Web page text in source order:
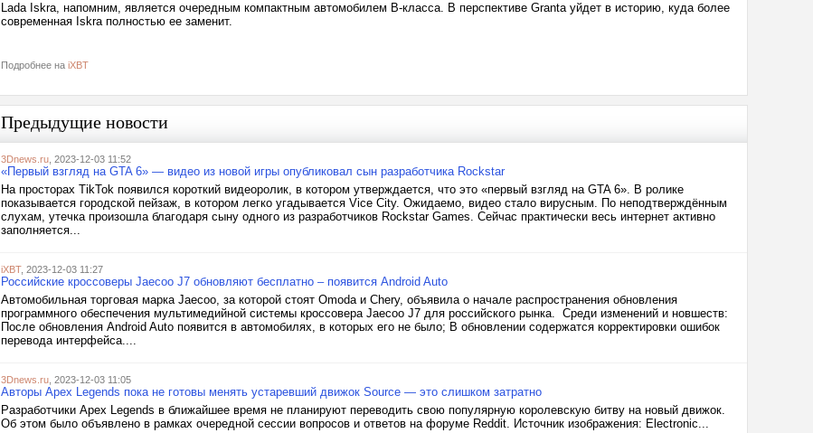
Lada Iskra, напомним, является очередным компактным автомобилем B-класса. В перспективе Granta уйдет в историю, куда более
современная Iskra полностью ее заменит.
Подробнее на iXBT
Предыдущие новости
3Dnews.ru , 2023-12-03 11:52
«Первый взгляд на GTA 6» — видео из новой игры опубликовал сын разработчика Rockstar
На просторах TikTok появился короткий видеоролик, в котором утверждается, что это «первый взгляд на GTA 6». В ролике
показывается городской пейзаж, в котором легко угадывается Vice City. Ожидаемо, видео стало вирусным. По неподтверждённым
слухам, утечка произошла благодаря сыну одного из разработчиков Rockstar Games. Сейчас практически весь интернет активно
заполняется...
iXBT, 2023-12-03 11:27
Российские кроссоверы Jaecoo J7 обновляют бесплатно – появится Android Auto
Автомобильная торговая марка Jaecoo, за которой стоят Omoda и Chery, объявила о начале распространения обновления
программного обеспечения мультимедийной системы кроссовера Jaecoo J7 для российского рынка. Среди изменений и новшеств:
После обновления Android Auto появится в автомобилях, в которых его не было; В обновлении содержатся корректировки ошибок
перевода интерфейса....
3Dnews.ru , 2023-12-03 11:05
Авторы Apex Legends пока не готовы менять устаревший движок Source — это слишком затратно
Разработчики Apex Legends в ближайшее время не планируют переводить свою популярную королевскую битву на новый движок.
Об этом было объявлено в рамках очередной сессии вопросов и ответов на форуме Reddit. Источник изображения: Electronic...